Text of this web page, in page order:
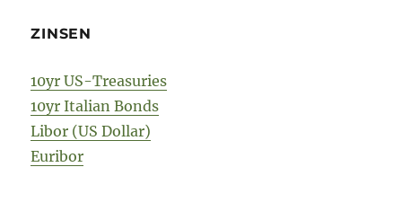
ZINSEN
10yr US-Treasuries
10yr Italian Bonds
Libor (US Dollar)
Euribor